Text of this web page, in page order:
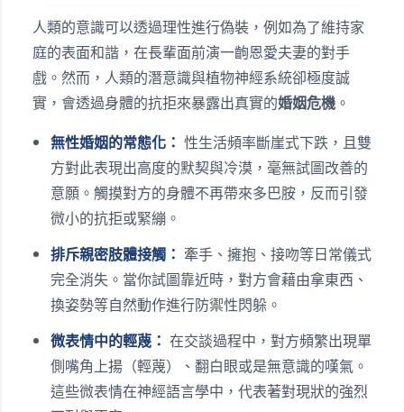
人類的意識可以透過理性進行偽裝，例如為了維持家
庭的表面和諧，在長輩面前演一齣恩愛夫妻的對手
戲。然而，人類的潛意識與植物神經系統卻極度誠
實，會透過身體的抗拒來暴露出真實的婚姻危機 。
無性婚姻的常態化： 性生活頻率斷崖式下跌，且雙
方對此表現出高度的默契與冷漠，毫無試圖改善的
意願。觸摸對方的身體不再帶來多巴胺，反而引發
微小的抗拒或緊繃。
排斥親密肢體接觸： 牽手、擁抱、接吻等日常儀式
完全消失。當你試圖靠近時，對方會藉由拿東西、
換姿勢等自然動作進行防禦性閃躲。
微表情中的輕蔑： 在交談過程中，對方頻繁出現單
側嘴角上揚（輕蔑）、翻白眼或是無意識的嘆氣。
這些微表情在神經語言學中，代表著對現狀的強烈